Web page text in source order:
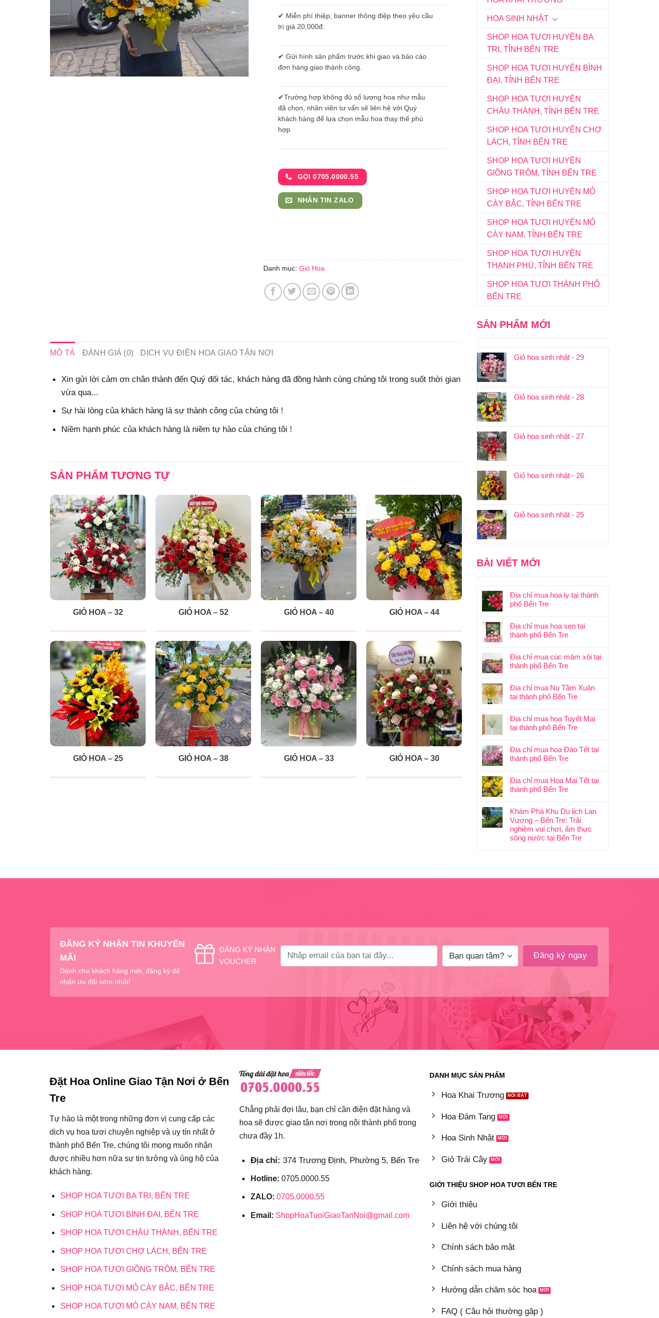
HOA SINH NHẬT
SHOP HOA TƯƠI HUYỆN BA
TRI, TỈNH BẾN TRE
SHOP HOA TƯƠI HUYỆN BÌNH
ĐẠI, TỈNH BẾN TRE
SHOP HOA TƯƠI HUYỆN
CHÂU THÀNH, TỈNH BẾN TRE
SHOP HOA TƯƠI HUYỆN CHỢ
LÁCH, TỈNH BẾN TRE
SHOP HOA TƯƠI HUYỆN
GIỒNG TRÔM, TỈNH BẾN TRE
SHOP HOA TƯƠI HUYỆN MỎ
CÀY BẮC, TỈNH BẾN TRE
SHOP HOA TƯƠI HUYỆN MỎ
CÀY NAM, TỈNH BẾN TRE
SHOP HOA TƯƠI HUYỆN
THẠNH PHÚ, TỈNH BẾN TRE
SHOP HOA TƯƠI THÀNH PHỐ
BẾN TRE
SẢN PHẨM MỚI
Giỏ hoa sinh nhật - 29
Giỏ hoa sinh nhật - 28
Giỏ hoa sinh nhật - 27
Giỏ hoa sinh nhật - 26
Giỏ hoa sinh nhật - 25
BÀI VIẾT MỚI
Địa chỉ mua hoa ly tại thành
phố Bến Tre
Địa chỉ mua hoa sen tại
thành phố Bến Tre
Địa chỉ mua cúc mâm xôi tại
thành phố Bến Tre
Địa chỉ mua Nụ Tầm Xuân
tại thành phố Bến Tre
Địa chỉ mua hoa Tuyết Mai
tại thành phố Bến Tre
Địa chỉ mua hoa Đào Tết tại
thành phố Bến Tre
Địa chỉ mua Hoa Mai Tết tại
thành phố Bến Tre
Khám Phá Khu Du lịch Lan
Vương – Bến Tre: Trải
nghiệm vui chơi, ẩm thực
sông nước tại Bến Tre
✔ Miễn phí thiệp, banner thông điệp theo yêu cầu
trị giá 20,000đ.
✔ Gửi hình sản phẩm trước khi giao và báo cáo
đơn hàng giao thành công.
✔Trường hợp không đủ số lượng hoa như mẫu
đã chọn, nhân viên tư vấn sẽ liên hệ với Quý
khách hàng để lựa chọn mẫu hoa thay thế phù
hợp
GỌI 0705.0000.55
NHẮN TIN ZALO
Danh mục: Giỏ Hoa
MÔ TẢ ĐÁNH GIÁ (0) DỊCH VỤ ĐIỆN HOA GIAO TẬN NƠI
Xin gửi lời cảm ơn chân thành đến Quý đối tác, khách hàng đã đồng hành cùng chúng tôi trong suốt thời gian
vừa qua...
Sự hài lòng của khách hàng là sự thành công của chúng tôi !
Niềm hạnh phúc của khách hàng là niềm tự hào của chúng tôi !
SẢN PHẨM TƯƠNG TỰ
GIỎ HOA – 32 GIỎ HOA – 52 GIỎ HOA – 40 GIỎ HOA – 44
GIỎ HOA – 25 GIỎ HOA – 38 GIỎ HOA – 33 GIỎ HOA – 30
ĐĂNG KÝ NHẬN TIN KHUYẾN
MÃI
Dành cho khách hàng mới, đăng ký để
nhận ưu đãi sớm nhất!
ĐĂNG KÝ NHẬN
VOUCHER
Đặt Hoa Online Giao Tận Nơi ở Bến
Tre
Tự hào là một trong những đơn vị cung cấp các
dịch vụ hoa tươi chuyên nghiệp và uy tín nhất ở
thành phố Bến Tre, chúng tôi mong muốn nhận
được nhiều hơn nữa sự tin tưởng và ủng hộ của
khách hàng.
SHOP HOA TƯƠI BA TRI, BẾN TRE
SHOP HOA TƯƠI BÌNH ĐẠI, BẾN TRE
SHOP HOA TƯƠI CHÂU THÀNH, BẾN TRE
SHOP HOA TƯƠI CHỢ LÁCH, BẾN TRE
SHOP HOA TƯƠI GIỒNG TRÔM, BẾN TRE
SHOP HOA TƯƠI MỎ CÀY BẮC, BẾN TRE
SHOP HOA TƯƠI MỎ CÀY NAM, BẾN TRE
Chẳng phải đợi lâu, bạn chỉ cần điện đặt hàng và
hoa sẽ được giao tận nơi trong nội thành phố trong
chưa đầy 1h.
Địa chỉ: 374 Trương Định, Phường 5, Bến Tre
Hotline: 0705.0000.55
ZALO: 0705.0000.55
Email: ShopHoaTuoiGiaoTanNoi@gmail.com
DANH MỤC SẢN PHẨM
Hoa Khai Trương
Hoa Đám Tang
Hoa Sinh Nhật
Giỏ Trái Cây
GIỚI THIỆU SHOP HOA TƯƠI BẾN TRE
Giới thiệu
Liên hệ với chúng tôi
Chính sách bảo mật
Chính sách mua hàng
Hướng dẫn chăm sóc hoa
FAQ ( Câu hỏi thường gặp )